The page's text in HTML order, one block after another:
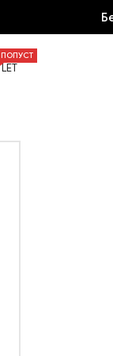
ПОПУСТ